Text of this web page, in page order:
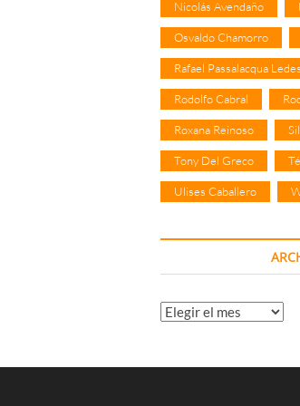
Nicolás Avendaño
Osvaldo Chamorro
Rafael Passalacqua
Rodolfo Cabral
Roxana Reinoso
Tony Del Greco
Ulises Caballero
Archivos